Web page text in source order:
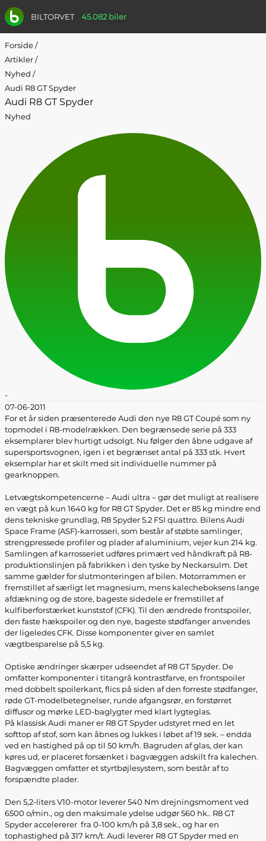
BILTORVET 45.082 biler
Forside/
Artikler/
Nyhed /
Audi R8 GT Spyder
Audi R8 GT Spyder
Nyhed
-
07-06-2011
For et år siden præsenterede Audi den nye R8 GT Coupé som ny
topmodel i R8-modelrækken. Den begrænsede serie på 333
eksemplarer blev hurtigt udsolgt. Nu følger den åbne udgave af
supersportsvognen, igen i et begrænset antal på 333 stk. Hvert
eksemplar har et skilt med sit individuelle nummer på
gearknoppen.
Letvægtskompetencerne – Audi ultra – gør det muligt at realisere
en vægt på kun 1640 kg for R8 GT Spyder. Det er 85 kg mindre end
dens tekniske grundlag, R8 Spyder 5.2 FSI quattro. Bilens Audi
Space Frame (ASF)-karrosseri, som består af støbte samlinger,
strengpressede profiler og plader af aluminium, vejer kun 214 kg.
Samlingen af karrosseriet udføres primært ved håndkraft på R8-
produktionslinjen på fabrikken i den tyske by Neckarsulm. Det
samme gælder for slutmonteringen af bilen. Motorrammen er
fremstillet af særligt let magnesium, mens kalecheboksens lange
afdækning og de store, bageste sidedele er fremstillet af
kulfiberforstærket kunststof (CFK). Til den ændrede frontspoiler,
den faste hækspoiler og den nye, bageste stødfanger anvendes
der ligeledes CFK. Disse komponenter giver en samlet
vægtbesparelse på 5,5 kg.
Optiske ændringer skærper udseendet af R8 GT Spyder. De
omfatter komponenter i titangrå kontrastfarve, en frontspoiler
med dobbelt spoilerkant, flics på siden af den forreste stødfanger,
røde GT-modelbetegnelser, runde afgangsrør, en forstørret
diffusor og mørke LED-baglygter med klart lygteglas.
På klassisk Audi maner er R8 GT Spyder udstyret med en let
softtop af stof, som kan åbnes og lukkes i løbet af 19 sek. – endda
ved en hastighed på op til 50 km/h. Bagruden af glas, der kan
køres ud, er placeret forsænket i bagvæggen adskilt fra kalechen.
Bagvæggen omfatter et styrtbøjlesystem, som består af to
forspændte plader.
Den 5,2-liters V10-motor leverer 540 Nm drejningsmoment ved
6500 o/min., og den maksimale ydelse udgør 560 hk.. R8 GT
Spyder accelererer fra 0-100 km/h på 3,8 sek., og har en
tophastighed på 317 km/t. Audi leverer R8 GT Spyder med en